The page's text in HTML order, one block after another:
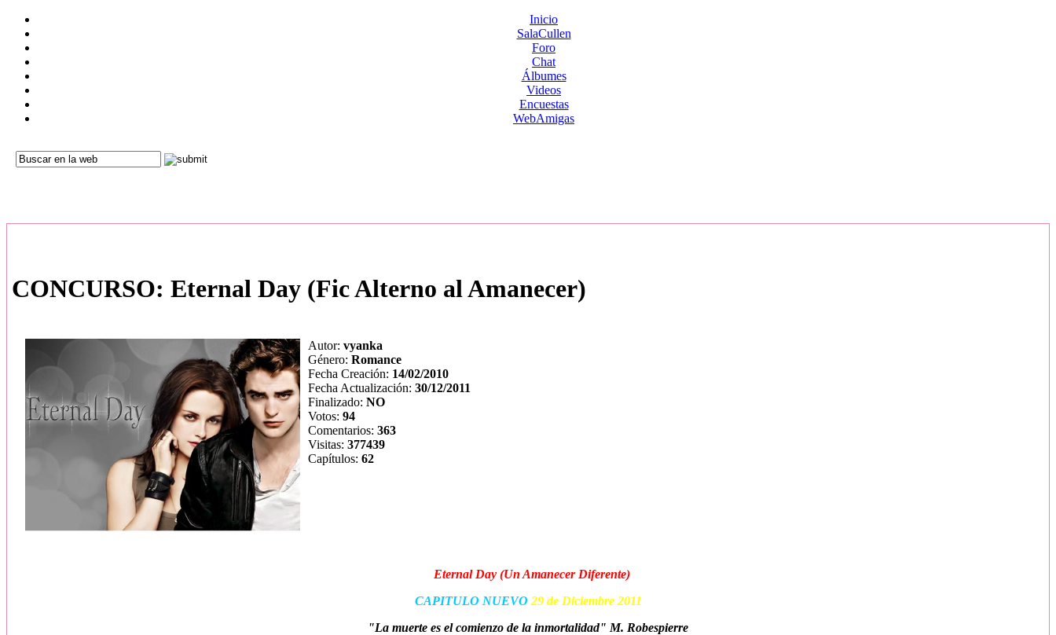
Inicio
SalaCullen
Foro
Chat
Álbumes
Videos
Encuestas
WebAmigas
CONCURSO: Eternal Day (Fic Alterno al Amanecer)
Autor: vyanka
Género: Romance
Fecha Creación: 14/02/2010
Fecha Actualización: 30/12/2011
Finalizado: NO
Votos: 94
Comentarios: 363
Visitas: 377439
Capítulos: 62
Eternal Day (Un Amanecer Diferente)
CAPITULO NUEVO 29 de Diciembre 2011
"La muerte es el comienzo de la inmortalidad" M. Robespierre